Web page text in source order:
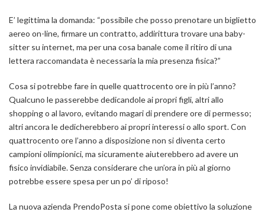
E’ legittima la domanda: “possibile che posso prenotare un biglietto
aereo on-line, firmare un contratto, addirittura trovare una baby-
sitter su internet, ma per una cosa banale come il ritiro di una
lettera raccomandata è necessaria la mia presenza fisica?”
Cosa si potrebbe fare in quelle quattrocento ore in più l’anno?
Qualcuno le passerebbe dedicandole ai propri figli, altri allo
shopping o al lavoro, evitando magari di prendere ore di permesso;
altri ancora le dedicherebbero ai propri interessi o allo sport. Con
quattrocento ore l’anno a disposizione non si diventa certo
campioni olimpionici, ma sicuramente aiuterebbero ad avere un
fisico invidiabile. Senza considerare che un’ora in più al giorno
potrebbe essere spesa per un po’ di riposo!
La nuova azienda PrendoPosta si pone come obiettivo la soluzione